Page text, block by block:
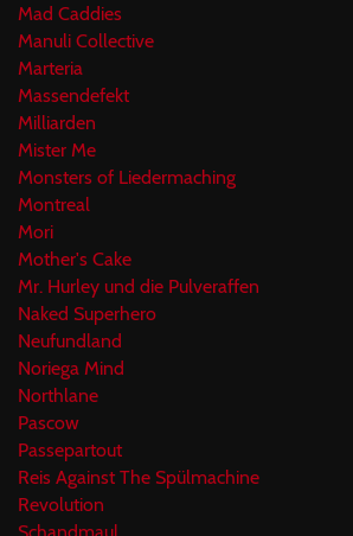
Mad Caddies
Manuli Collective
Marteria
Massendefekt
Milliarden
Mister Me
Monsters of Liedermaching
Montreal
Mori
Mother's Cake
Mr. Hurley und die Pulveraffen
Naked Superhero
Neufundland
Noriega Mind
Northlane
Pascow
Passepartout
Reis Against The Spülmachine
Revolution